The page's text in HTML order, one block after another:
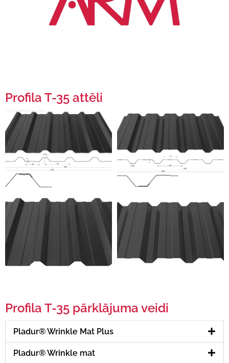
Profila T-35 attēli
Profila T-35 pārklājuma veidi
Pladur® Wrinkle Mat Plus
Pladur® Wrinkle mat